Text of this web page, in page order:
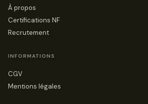
À propos
Certifications NF
Recrutement
INFORMATIONS
CGV
Mentions légales